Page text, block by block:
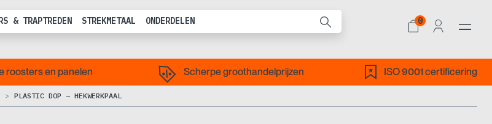
& TRAPTREDEN STREKMETAAL ONDERDELEN 0
roosters en panelen Scherpe groothandelprijzen ISO 9001 certificering
PLASTIC DOP – HEKWERKPAAL